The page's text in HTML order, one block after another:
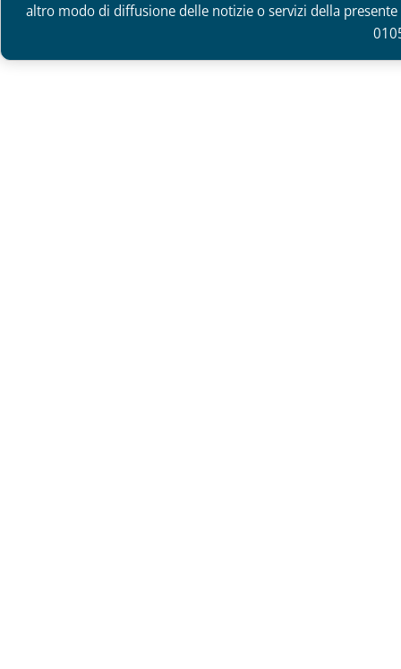
altro modo di diffusione delle notizie o servizi della